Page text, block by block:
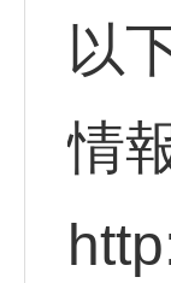
以
情